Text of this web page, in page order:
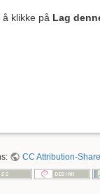
klikke på Lag
CC Attribution-